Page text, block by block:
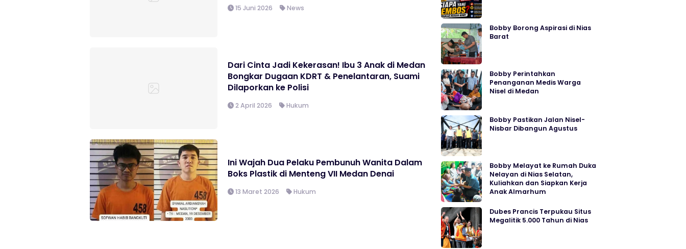
15 Juni 2026 News
Dari Cinta Jadi Kekerasan! Ibu 3 Anak di Medan
Bongkar Dugaan KDRT & Penelantaran, Suami
Dilaporkan ke Polisi
2 April 2026 Hukum
Ini Wajah Dua Pelaku Pembunuh Wanita Dalam
Boks Plastik di Menteng VII Medan Denai
13 Maret 2026 Hukum
Bobby Borong Aspirasi di Nias
Barat
Bobby Perintahkan
Penanganan Medis Warga
Nisel di Medan
Bobby Pastikan Jalan Nisel-
Nisbar Dibangun Agustus
Bobby Melayat ke Rumah Duka
Nelayan di Nias Selatan,
Kuliahkan dan Siapkan Kerja
Anak Almarhum
Dubes Prancis Terpukau Situs
Megalitik 5.000 Tahun di Nias